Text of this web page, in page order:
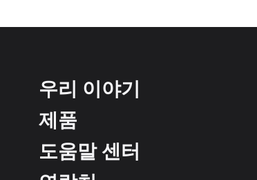
우리 이야기
제품
도움말 센터